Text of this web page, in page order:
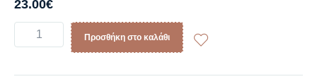
23.00€
Προσθήκη στο καλάθι